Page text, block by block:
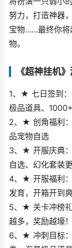
努力，打造神器
宝物……最终你将
物。
《超神挂机
1、★ 七日签到：
极品道具、
2、★ 创角福利
品宠物自选
3、★ 开服庆典
自选、幻化套装
4、★ 开服福利
发育，开箱开到爽
5、★ 关卡冲榜
越多，奖励越壕！
6、★ 冲刺目标